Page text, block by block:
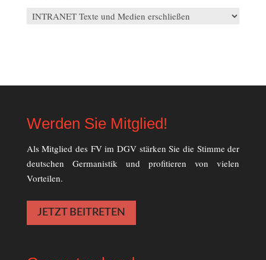
Kategorienfilter
Werden Sie Mitglied!
Als Mitglied des FV im DGV stärken Sie die Stimme der
deutschen Germanistik und profitieren von vielen
Vorteilen.
JETZT BEITRETEN